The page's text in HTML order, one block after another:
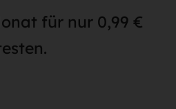
für nur 0,99 €